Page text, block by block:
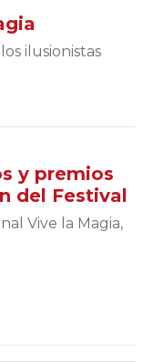
ilusionistas
y premios
del Festival
Vive la Magia,